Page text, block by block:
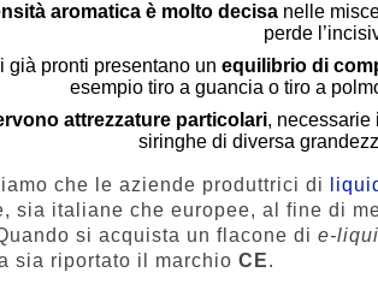
aromatica è molto decisa nelle
perde
già pronti presentano un equilibrio di
esempio tiro a guancia o tiro a
attrezzature particolari, necessarie
siringhe di diversa
che le aziende produttrici di
sia italiane che europee, al fine di
si acquista un flacone die-
sia riportato il marchioCE.